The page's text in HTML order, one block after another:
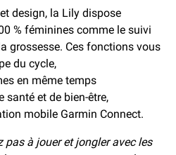
design, la Lily dispose
% féminines comme le suivi
grossesse. Ces fonctions vous
du cycle,
en même temps
santé et de bien-être,
mobile Garmin Connect.
pas à jouer et jongler avec les